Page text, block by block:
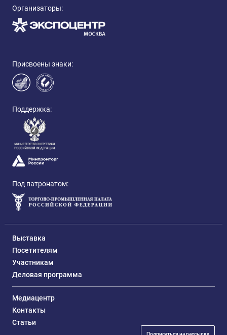
Организаторы:
Присвоены знаки:
Поддержка:
Под патронатом:
Выставка
Посетителям
Участникам
Деловая программа
Медиацентр
Контакты
Статьи
Подписаться на рассылку